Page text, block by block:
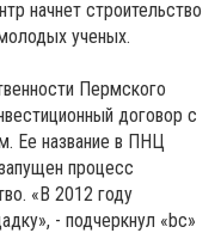
начнет строительство
ученых.
Пермского
договор с
Ее название в ПНЦ
процесс
«В 2012 году
- подчеркнул «bc»